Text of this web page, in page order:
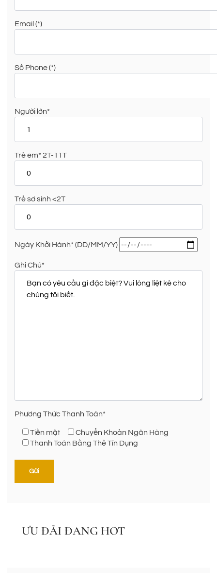
Email (*)
Số Phone (*)
Người lớn*
Trẻ em* 2T-11T
Trẻ sơ sinh <2T
Ngày Khởi Hành* (DD/MM/YY)
Ghi Chú*
Phương Thức Thanh Toán*
Tiền mặt
Chuyển Khoản Ngân Hàng
Thanh Toán Bằng Thẻ Tín Dụng
ƯU ĐÃI ĐANG HOT